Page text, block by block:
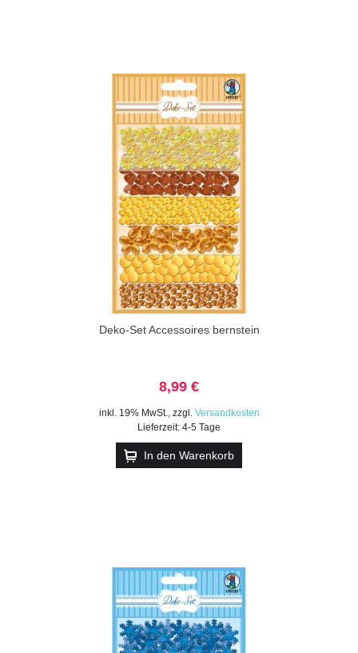
Deko-Set Accessoires bernstein
8,99 €
inkl. 19% MwSt., zzgl. Versandkosten
Lieferzeit: 4-5 Tage
In den Warenkorb